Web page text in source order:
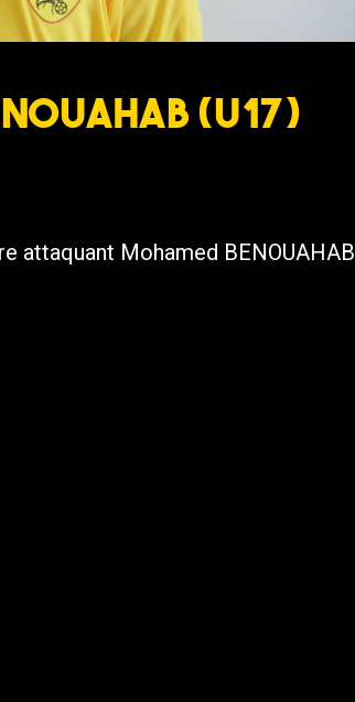
(U17)
attaquant Mohamed BENOUAHAB